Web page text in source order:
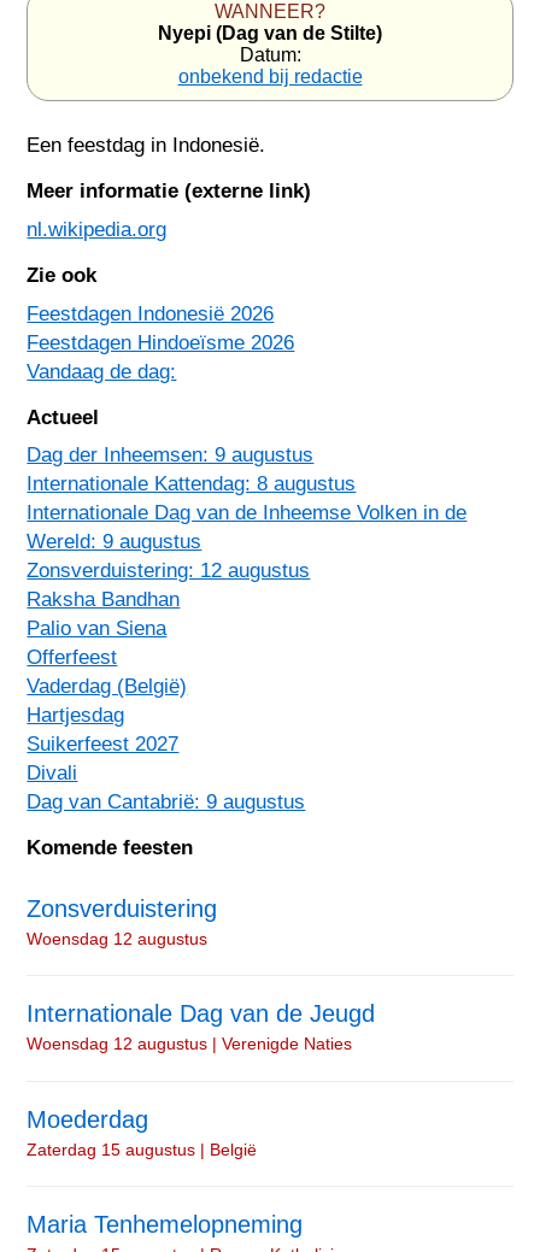
WANNEER?
Nyepi (Dag van de Stilte)
Datum:
onbekend bij redactie
Een feestdag in Indonesië.
Meer informatie (externe link)
nl.wikipedia.org
Zie ook
Feestdagen Indonesië 2026
Feestdagen Hindoeïsme 2026
Vandaag de dag:
Actueel
Dag der Inheemsen: 9 augustus
Internationale Kattendag: 8 augustus
Internationale Dag van de Inheemse Volken in de
Wereld: 9 augustus
Zonsverduistering: 12 augustus
Raksha Bandhan
Palio van Siena
Offerfeest
Vaderdag (België)
Hartjesdag
Suikerfeest 2027
Divali
Dag van Cantabrië: 9 augustus
Komende feesten
Zonsverduistering
Woensdag 12 augustus
Internationale Dag van de Jeugd
Woensdag 12 augustus | Verenigde Naties
Moederdag
Zaterdag 15 augustus | België
Maria Tenhemelopneming